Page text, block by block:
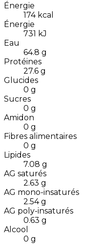
Énergie
174 kcal
Énergie
731 kJ
Eau
64.8 g
Protéines
27.6 g
Glucides
0 g
Sucres
0 g
Amidon
0 g
Fibres alimentaires
0 g
Lipides
7.08 g
AG saturés
2.63 g
AG mono-insaturés
2.54 g
AG poly-insaturés
0.63 g
Alcool
0 g